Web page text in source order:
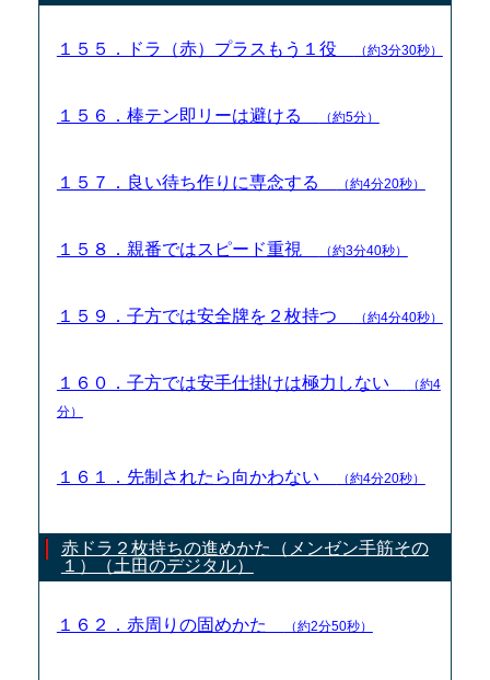
１５５．ドラ（赤）プラスもう１役 （約3分30秒）
１５６．棒テン即リーは避ける （約5分）
１５７．良い待ち作りに専念する （約4分20秒）
１５８．親番ではスピード重視 （約3分40秒）
１５９．子方では安全牌を２枚持つ （約4分40秒）
１６０．子方では安手仕掛けは極力しない
（約4
分）
１６１．先制されたら向かわない （約4分20秒）
赤ドラ２枚持ちの進めかた（メンゼン手筋その
１）（土田のデジタル）
１６２．赤周りの固めかた （約2分50秒）